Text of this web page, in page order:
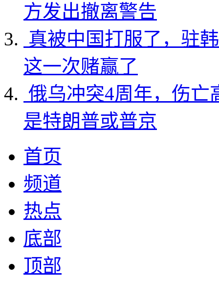
方发出撤离警告
真被中国打服了，驻
这一次赌赢了
俄乌冲突4周年，伤亡
是特朗普或普京
首页
频道
热点
底部
顶部